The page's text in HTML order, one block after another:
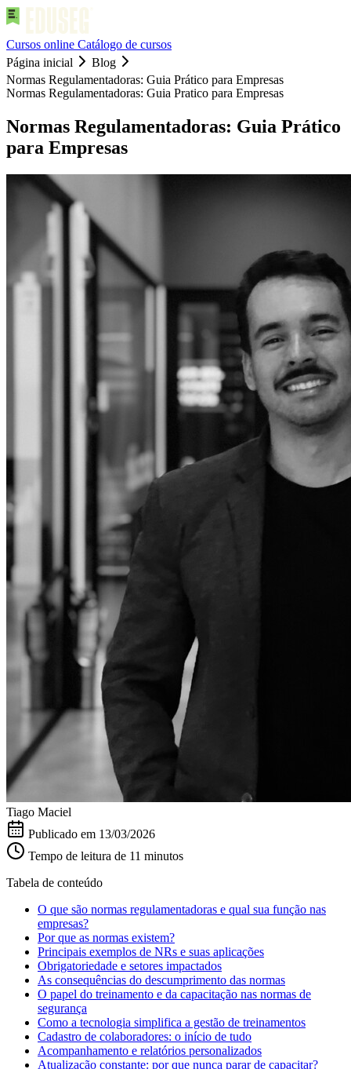
Cursos online Catálogo de cursos
Página inicial
Blog
Normas Regulamentadoras: Guia Prático para Empresas
Normas Regulamentadoras: Guia Pratico para Empresas
Normas Regulamentadoras: Guia Prático
para Empresas
Tiago Maciel
Publicado em 13/03/2026
Tempo de leitura de 11 minutos
Tabela de conteúdo
O que são normas regulamentadoras e qual sua função nas
empresas?
Por que as normas existem?
Principais exemplos de NRs e suas aplicações
Obrigatoriedade e setores impactados
As consequências do descumprimento das normas
O papel do treinamento e da capacitação nas normas de
segurança
Como a tecnologia simplifica a gestão de treinamentos
Cadastro de colaboradores: o início de tudo
Acompanhamento e relatórios personalizados
Atualização constante: por que nunca parar de capacitar?